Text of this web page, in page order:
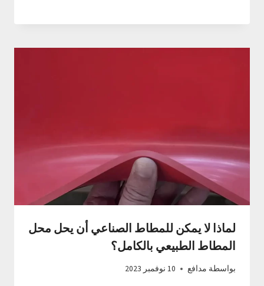
لماذا لا يمكن للمطاط الصناعي أن يحل محل
المطاط الطبيعي بالكامل؟
بواسطة مدافع 10 نوفمبر 2023